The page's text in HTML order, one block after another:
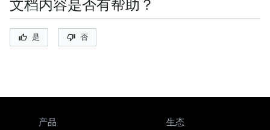
文档内容是否有帮助？
是 否
产品 生态